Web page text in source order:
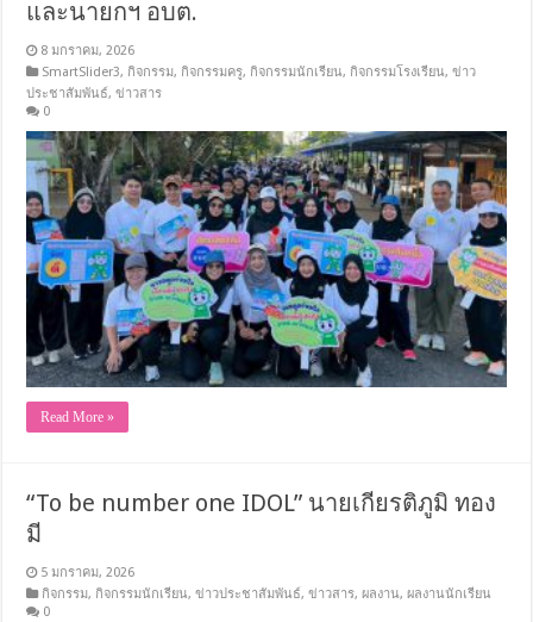
และนายกฯ อบต.
8 มกราคม, 2026
SmartSlider3, กิจกรรม, กิจกรรมครู, กิจกรรมนักเรียน, กิจกรรมโรงเรียน,ข่าว
ประชาสัมพันธ์,ข่าวสาร
0
Read More »
“To be number one IDOL” นายเกียรติภูมิ ทอง
มี
5 มกราคม, 2026
กิจกรรม, กิจกรรมนักเรียน,ข่าวประชาสัมพันธ์,ข่าวสาร,ผลงาน,ผลงานนักเรียน
0